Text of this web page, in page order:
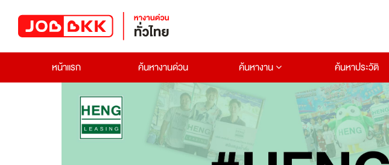
หน้าแรก
ค้นหางานด่วน ค้นหางาน ค้นหาประวัติ